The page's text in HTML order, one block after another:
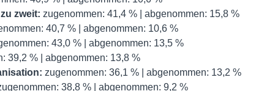
zweit: zugenommen: 41,4 % | abgenommen: 15,8 %
40,7 % | abgenommen: 10,6 %
43,0 % | abgenommen: 13,5 %
39,2 % | abgenommen: 13,8 %
zugenommen: 36,1 % | abgenommen: 13,2 %
38,8 % | abgenommen: 9,2 %